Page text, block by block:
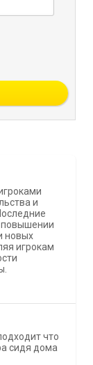
и
повышении
новых
игрокам
что
сидя дома